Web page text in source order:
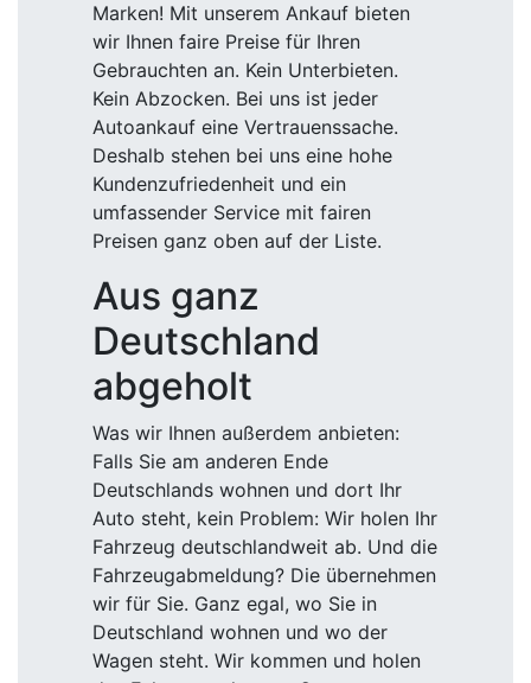
Marken! Mit unserem Ankauf bieten
wir Ihnen faire Preise für Ihren
Gebrauchten an. Kein Unterbieten.
Kein Abzocken. Bei uns ist jeder
Autoankauf eine Vertrauenssache.
Deshalb stehen bei uns eine hohe
Kundenzufriedenheit und ein
umfassender Service mit fairen
Preisen ganz oben auf der Liste.
Aus ganz
Deutschland
abgeholt
Was wir Ihnen außerdem anbieten:
Falls Sie am anderen Ende
Deutschlands wohnen und dort Ihr
Auto steht, kein Problem: Wir holen Ihr
Fahrzeug deutschlandweit ab. Und die
Fahrzeugabmeldung? Die übernehmen
wir für Sie. Ganz egal, wo Sie in
Deutschland wohnen und wo der
Wagen steht. Wir kommen und holen